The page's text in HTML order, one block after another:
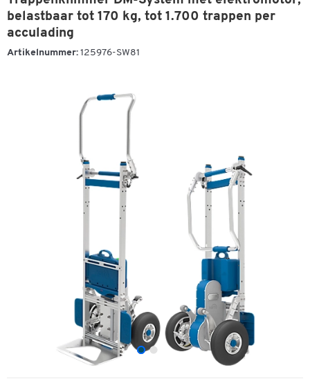
belastbaar tot 170 kg, tot 1.700 trappen per
acculading
Artikelnummer: 125976-SW81